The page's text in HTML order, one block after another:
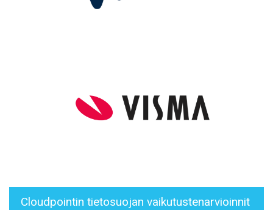
Cloudpointin tietosuojan vaikutustenarvioinnit